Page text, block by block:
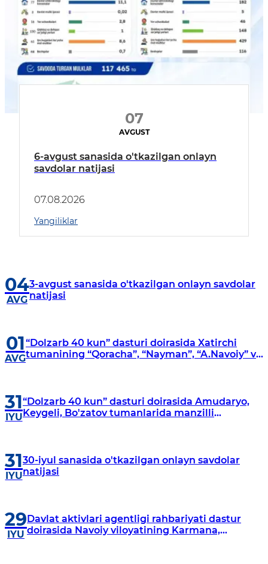
07
AVGUST
6-avgust sanasida o'tkazilgan onlayn
savdolar natijasi
07.08.2026
Yangiliklar
04
AVG
3-avgust sanasida o'tkazilgan onlayn savdolar
natijasi
01
AVG
“Dolzarb 40 kun” dasturi doirasida Xatirchi
tumanining “Qoracha”, “Nayman”, “A.Navoiy” va
31
IYU
“Dolzarb 40 kun” dasturi doirasida Amudaryo,
Keygeli, Bo'zatov tumanlarida manzilli
31
IYU
30-iyul sanasida o'tkazilgan onlayn savdolar
natijasi
29
IYU
Davlat aktivlari agentligi rahbariyati dastur
doirasida Navoiy viloyatining Karmana,